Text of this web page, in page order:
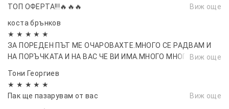
ТОП ОФЕРТА!!!🔥🔥🔥
Виж още
коста брънков
★ ★ ★ ★ ★
ЗА ПОРЕДЕН ПЪТ МЕ ОЧАРОВАХТЕ.МНОГО СЕ РАДВАМ И
НА ПОРЪЧКАТА И НА ВАС ЧЕ ВИ ИМА.МНОГО МНОГОВиж още
Тони Георгиев
★ ★ ★ ★ ★
Пак ще пазарувам от вас
Виж още